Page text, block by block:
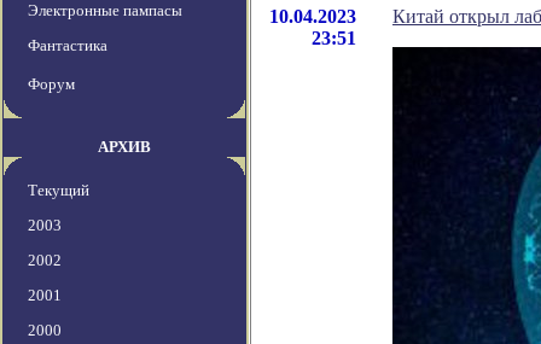
Электронные пампасы
Фантастика
Форум
АРХИВ
Текущий
2003
2002
2001
2000
10.04.2023
23:51
Китай открыл